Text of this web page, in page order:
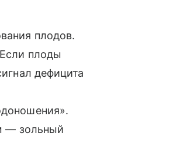
плодов.
плоды
дефицита
— зольный